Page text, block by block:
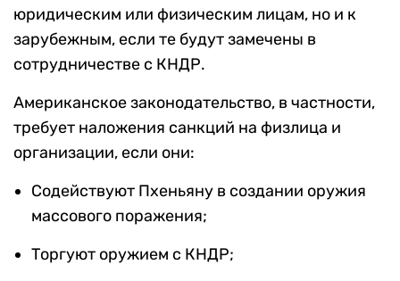
юридическим или физическим лицам, но и к
зарубежным, если те будут замечены в
сотрудничестве с КНДР.
Американское законодательство, в частности,
требует наложения санкций на физлица и
организации, если они:
Содействуют Пхеньяну в создании оружия
массового поражения;
Торгуют оружием с КНДР;